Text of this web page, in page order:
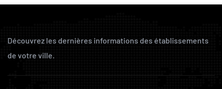
Découvrez les dernières informations des établissements
de votre ville.